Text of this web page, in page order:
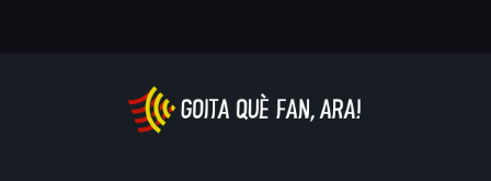
Chris Gillespie